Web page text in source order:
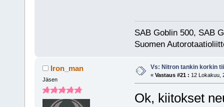
SAB Goblin 500, SAB
Suomen
Iron_man
Jäsen
Vs: Nitron tankin korkin
« Vastaus #21 : 12 Lokakuu,
Ok, kiitokset